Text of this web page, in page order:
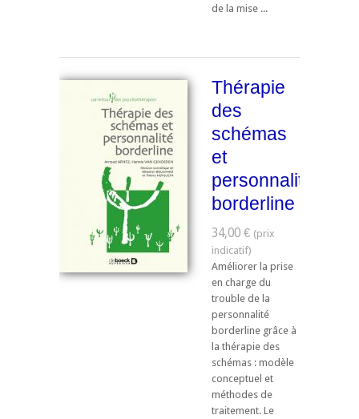
de la mise ...
Thérapie
des
schémas
et
personnalité
borderline
34,00 €
Améliorer la prise
en charge du
trouble de la
personnalité
borderline grâce à
la thérapie des
schémas : modèle
conceptuel et
méthodes de
traitement. Le